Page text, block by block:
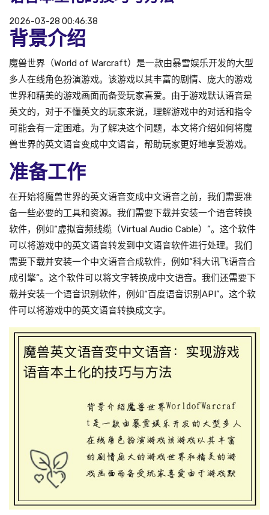
2026-03-28 00:46:38
背景介绍
魔兽世界（World of Warcraft）是一款由暴雪娱乐开发的大型
多人在线角色扮演游戏。该游戏以其丰富的剧情、庞大的游戏
世界和精美的游戏画面而备受玩家喜爱。由于游戏默认语音是
英文的，对于不懂英文的玩家来说，理解游戏中的对话和指令
可能会有一定困难。为了解决这个问题，本文将介绍如何将魔
兽世界的英文语音变成中文语音，帮助玩家更好地享受游戏。
准备工作
在开始将魔兽世界的英文语音变成中文语音之前，我们需要准
备一些必要的工具和资源。我们需要下载并安装一个语音转换
软件，例如“虚拟音频线缆（Virtual Audio Cable）”。这个软件
可以将游戏中的英文语音转发到中文语音软件进行处理。我们
需要下载并安装一个中文语音合成软件，例如“科大讯飞语音合
成引擎”。这个软件可以将文字转换成中文语音。我们还需要下
载并安装一个语音识别软件，例如“百度语音识别API”。这个软
件可以将游戏中的英文语音转换成文字。